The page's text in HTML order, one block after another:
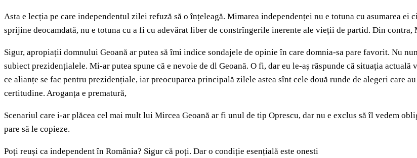
Asta e lecția pe care independentul zilei refuză să o înțeleagă. Mimarea independenței nu e totuna cu asumarea ei
sprijine deocamdată, nu e totuna cu a fi cu adevărat liber de constrîngerile inerente ale vieții de partid. Din contra,
Sigur, apropiații domnului Geoană ar putea să îmi indice sondajele de opinie în care domnia-sa pare favorit. Nu
subiect prezidențialele. Mi-ar putea spune că e nevoie de dl Geoană. O fi, dar eu le-aș răspunde că situația
ce alianțe se fac pentru prezidențiale, iar preocuparea principală zilele astea sînt cele două runde de alegeri care
certitudine. Aroganța e prematură,
Scenariul care i-ar plăcea cel mai mult lui Mircea Geoană ar fi unul de tip Oprescu, dar nu e exclus să îl vedem
pare să le copieze.
Poți reuși ca independent în România? Sigur că poți. Dar o condiție esențială este onesti